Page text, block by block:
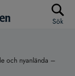
Sök
och nyanlända –